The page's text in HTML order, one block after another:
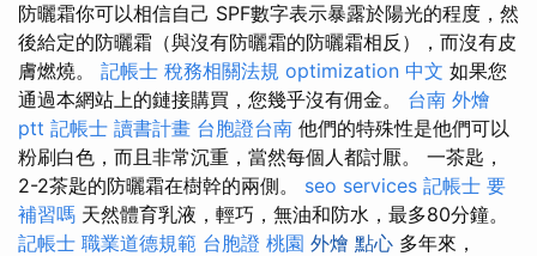
防曬霜你可以相信自己 SPF數字表示暴露於陽光的程度，然
後給定的防曬霜（與沒有防曬霜的防曬霜相反），而沒有皮
膚燃燒。 記帳士 稅務相關法規 optimization 中文 如果您
通過本網站上的鏈接購買，您幾乎沒有佣金。 台南 外燴
ptt 記帳士 讀書計畫 台胞證台南 他們的特殊性是他們可以
粉刷白色，而且非常沉重，當然每個人都討厭。 一茶匙，
2-2茶匙的防曬霜在樹幹的兩側。 seo services 記帳士 要
補習嗎 天然體育乳液，輕巧，無油和防水，最多80分鐘。
記帳士 職業道德規範 台胞證 桃園 外燴 點心 多年來，